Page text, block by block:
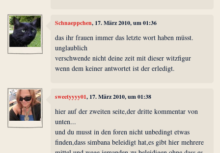
Schnaeppchen, 17. März 2010, um 01:36
das ihr frauen immer das letzte wort haben müsst.
unglaublich
verschwende nicht deine zeit mit dieser witzfigur
wenn dem keiner antwortet ist der erledigt.
sweetyyyy01, 17. März 2010, um 01:38
hier auf der zweiten seite,der dritte kommentar von
unten...
und du musst in den foren nicht unbedingt etwas
finden,dass simbana beleidigt hat,es gibt hier mehrere